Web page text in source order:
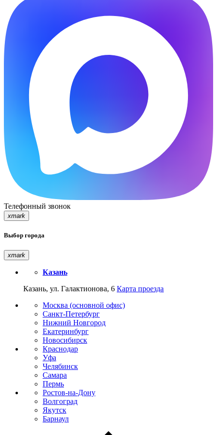
Телефонный звонок
xmark
Выбор города
xmark
Казань
Казань, ул. Галактионова, 6 Карта проезда
Москва (основной офис)
Санкт-Петербург
Нижний Новгород
Екатеринбург
Новосибирск
Краснодар
Уфа
Челябинск
Самара
Пермь
Ростов-на-Дону
Волгоград
Якутск
Барнаул